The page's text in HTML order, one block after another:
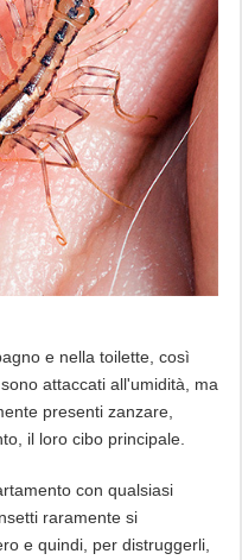
e nella toilette, così
attaccati all'umidità, ma
presenti zanzare,
il loro cibo principale.
con qualsiasi
raramente si
e quindi, per distruggerli,